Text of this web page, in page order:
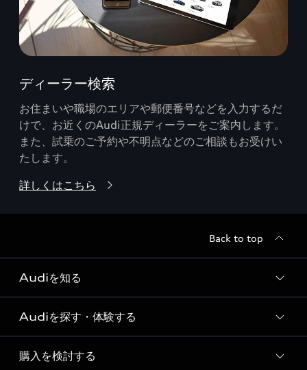
ディーラー検索
お住まいや職場のエリアや郵便番号などを入力するだ
けで、お近くのAudi正規ディーラーをご案内します。
また、試乗のご予約や不明点などのご相談もお受けい
たします。
詳しくはこちら
Back to top
Audiを知る
Audi ブランド
Story of Progress
Audiを探す・体験する
ディーラー検索
購入を検討する